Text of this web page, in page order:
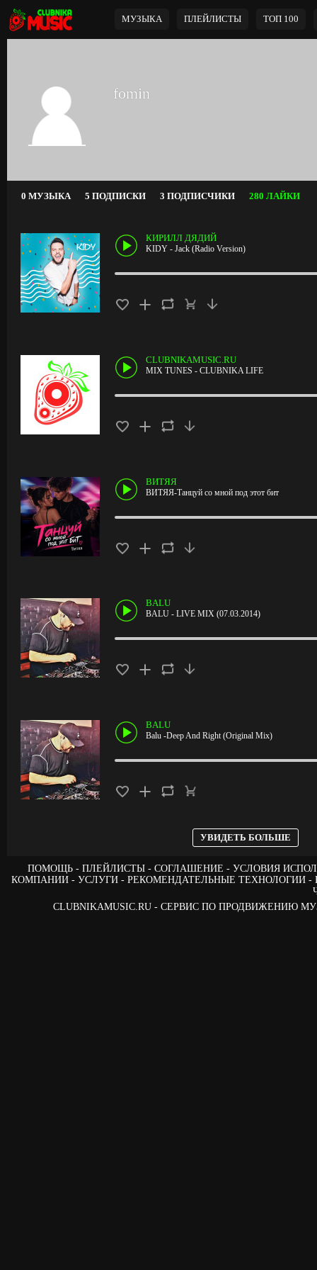
МУЗЫКА ПЛЕЙЛИСТЫ ТОП 100
fomin
0 МУЗЫКА 5 ПОДПИСКИ 3 ПОДПИСЧИКИ 280 ЛАЙКИ
КИРИЛЛ ДЯДИЙ
KIDY - Jack (Radio Version)
CLUBNIKAMUSIC.RU
MIX TUNES - CLUBNIKA LIFE
ВИТЯЯ
ВИТЯЯ-Танцуй со мной под этот бит
BALU
BALU - LIVE MIX (07.03.2014)
BALU
Balu -Deep And Right (Original Mix)
УВИДЕТЬ БОЛЬШЕ
ПОМОЩЬ ПЛЕЙЛИСТЫ СОГЛАШЕНИЕ
УСЛОВИЯ
КОМПАНИИ
УСЛУГИ РЕКОМЕНДАТЕЛЬНЫЕ ТЕХНОЛОГИИ
CLUBNIKAMUSIC.RU - СЕРВИС ПО ПРОДВИЖЕНИЮ